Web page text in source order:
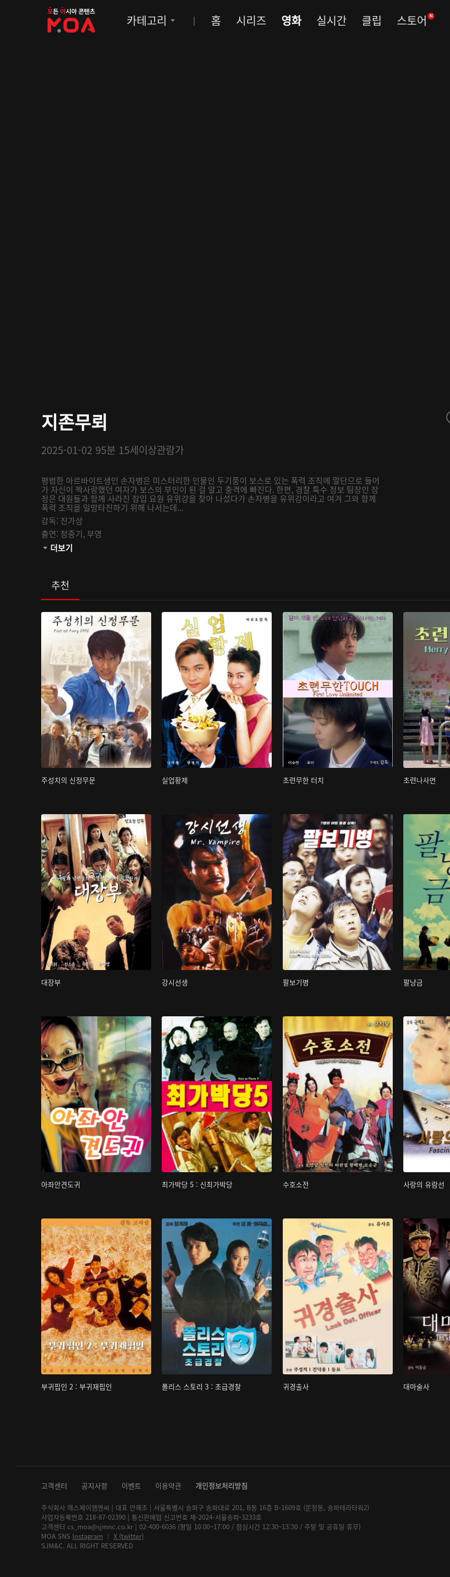
MOA
카테고리 홈 시리즈 영화 실시간 클립 스토어 N
지존무뢰
2025-01-02 95분 15세이상관람가
평범한 아르바이트생인 손자병은 미스터리한 인물인 두기풍이 보스로 있는 폭력 조직에 말단으로 들어
가 자신이 짝사랑했던 여자가 보스의 부인이 된 걸 알고 충격에 빠진다. 한편, 경찰 특수 정보 팀장인 장
정은 대원들과 함께 사라진 잠입 요원 유위강을 찾아 나섰다가 손자병을 유위강이라고 여겨 그와 함께
폭력 조직을 일망타진하기 위해 나서는데...
감독: 진가상
출연: 정중기, 부영
관람등급:
더보기
추천
주성치의 신정무문 실업황제 초련무한 터치 초련나사면
대장부 강시선생 팔보기병 팔냥금
아좌안견도귀 최가박당 5 : 신최가박당 수호소전 사랑의 유람선
부귀핍인 2 : 부귀재핍인 폴리스 스토리 3 : 초급경찰 귀경출사 대마술사
고객센터 공지사항 이벤트 이용약관 개인정보처리방침
주식회사 에스제이엠엔씨 | 대표 안해조 | 서울특별시 송파구 송파대로 201, B동 16층 B-1609호 (문정동, 송파테라타워2)
사업자등록번호 218-87-02390 | 통신판매업 신고번호 제-2024-서울송파-3233호
고객센터 cs_moa@sjmnc.co.kr | 02-400-6036 (평일 10:00~17:00 / 점심시간 12:30~13:30 / 주말 및 공휴일 휴무)
MOA SNS Instagram │ X (twitter)
SJM&C. ALL RIGHT RESERVED